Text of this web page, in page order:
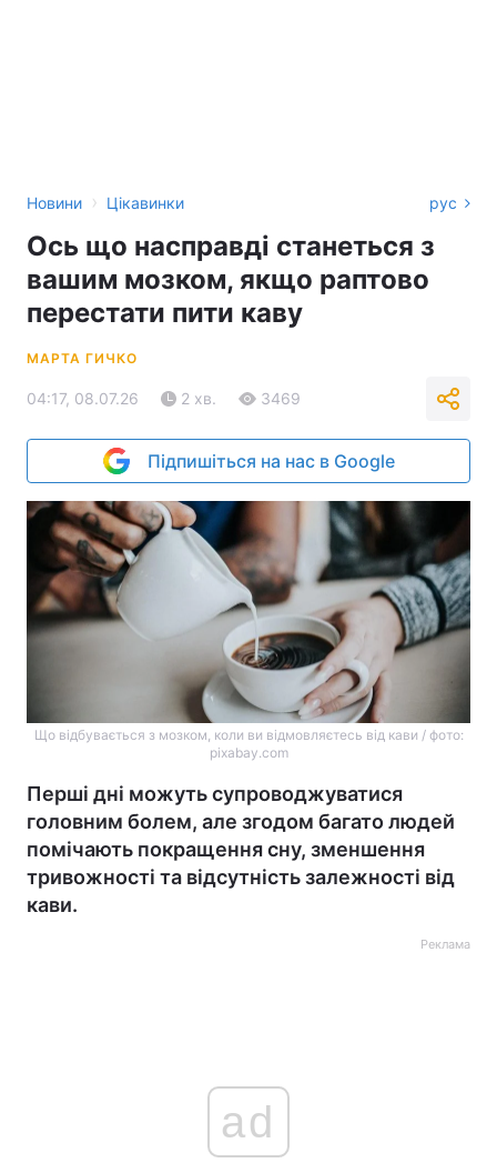
Новини › Цікавинки рус
Ось що насправді станеться з
вашим мозком, якщо раптово
перестати пити каву
МАРТА ГИЧКО
04:17, 08.07.26 2 хв. 3469
Підпишіться на нас в Google
Що відбувається з мозком, коли ви відмовляєтесь від кави / фото:
pixabay.com
Перші дні можуть супроводжуватися
головним болем, але згодом багато людей
помічають покращення сну, зменшення
тривожності та відсутність залежності від
кави.
Реклама
ad